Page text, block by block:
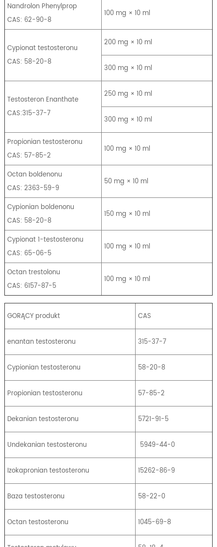
Nandrolon Phenylprop
CAS: 62-90-8
100 mg × 10 ml
Cypionat testosteronu
CAS: 58-20-8
200 mg × 10 ml
300 mg × 10 ml
Testosteron Enanthate
CAS:315-37-7
250 mg × 10 ml
300 mg × 10 ml
Propionian testosteronu
CAS: 57-85-2
100 mg × 10 ml
Octan boldenonu
CAS: 2363-59-9
50 mg × 10 ml
Cypionian boldenonu
CAS: 58-20-8
150 mg × 10 ml
Cypionat 1-testosteronu
CAS: 65-06-5
100 mg × 10 ml
Octan trestolonu
CAS: 6157-87-5
100 mg × 10 ml
GORĄCY produkt CAS
enantan testosteronu 315-37-7
Cypionian testosteronu 58-20-8
Propionian testosteronu 57-85-2
Dekanian testosteronu 5721-91-5
Undekanian testosteronu 5949-44-0
Izokapronian testosteronu 15262-86-9
Baza testosteronu 58-22-0
Octan testosteronu 1045-69-8